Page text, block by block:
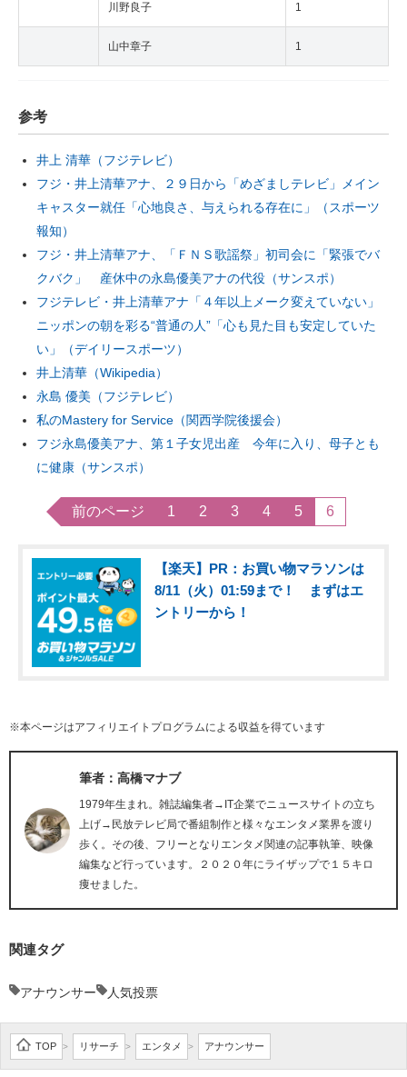
川野良子 1
山中章子 1
参考
井上 清華（フジテレビ）
フジ・井上清華アナ、２９日から「めざましテレビ」メイン
キャスター就任「心地良さ、与えられる存在に」（スポーツ
報知）
フジ・井上清華アナ、「ＦＮＳ歌謡祭」初司会に「緊張でバ
クバク」 産休中の永島優美アナの代役（サンスポ）
フジテレビ・井上清華アナ「４年以上メーク変えていない」
ニッポンの朝を彩る“普通の人”「心も見た目も安定していた
い」（デイリースポーツ）
井上清華（Wikipedia）
永島 優美（フジテレビ）
私のMastery for Service（関西学院後援会）
フジ永島優美アナ、第１子女児出産 今年に入り、母子とも
に健康（サンスポ）
前のページ 1 2 3 4 5 6
【楽天】PR：お買い物マラソンは
8/11（火）01:59まで！ まずはエ
ントリーから！
※本ページはアフィリエイトプログラムによる収益を得ています
筆者：高橋マナブ
1979年生まれ。雑誌編集者→IT企業でニュースサイトの立ち
上げ→民放テレビ局で番組制作と様々なエンタメ業界を渡り
歩く。その後、フリーとなりエンタメ関連の記事執筆、映像
編集など行っています。２０２０年にライザップで１５キロ
痩せました。
関連タグ
アナウンサー 人気投票
TOP > リサーチ > エンタメ > アナウンサー